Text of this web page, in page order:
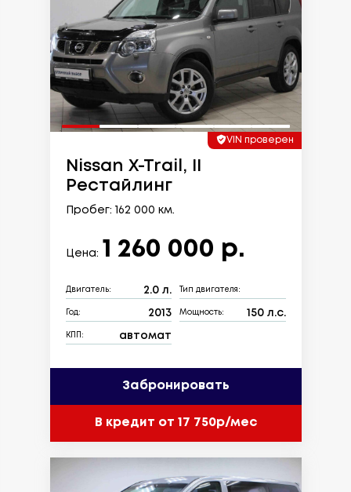
VIN проверен
Nissan X-Trail, II
Рестайлинг
Пробег: 162 000 км.
Цена: 1 260 000 р.
Двигатель: 2.0 л. Тип двигателя:
Год: 2013 Мощность: 150 л.с.
КПП: автомат
Забронировать
В кредит от 17 750р/мес